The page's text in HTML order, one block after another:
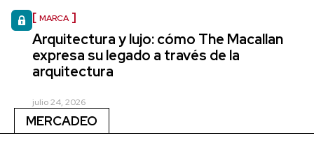
MARCA
Arquitectura y lujo: cómo The Macallan
expresa su legado a través de la
arquitectura
julio 24, 2026
MERCADEO